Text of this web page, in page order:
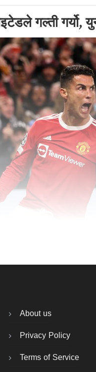
गल्ती
About us
Privacy Policy
Terms of Service